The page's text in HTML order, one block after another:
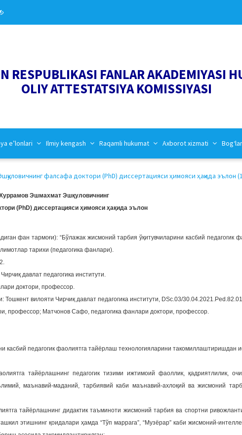
RESPUBLIKASI FANLAR AKADEMIYASI
OLIY ATTESTATSIYA KOMISSIYASI
e’lonlari Ilmiy kengash Raqamli hukumat Axborot xizmati
фалсафа доктори (PhD) диссертацияси ҳимояси ҳақида эълон
Эшмахмат Эшқуловичнинг
(PhD) диссертацияси ҳимояси ҳақида эълон
фан тармоғи): “Бўлажак жисмоний тарбия ўқитувчиларини касбий педагогик
тарихи (педагогика фанлари).
давлат педагогика институти.
доктори, профессор.
вилояти Чирчиқ давлат педагогика институти, DSc.03/
профессор; Матчонов Сафо, педагогика фанлари доктори, профессор.
касбий педагогик фаолиятга тайёрлаш технологияларини такомиллаштиришдан
тайёрлашнинг педагогик тизими ижтимоий фаоллик, қадриятлилик,
маънавий-маданий, тарбиявий каби маънавий-ахлоқий ва жисмоний
тайёрлашнинг дидактик таъминоти жисмоний тарбия ва спортни
этишнинг қоидалари ҳамда “Тўп маррага”, “Музёрар” каби жисмоний-